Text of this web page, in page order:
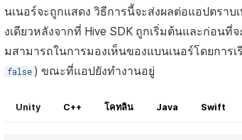
นเนอร์จะถูกแสดง วิธีการนี้จะส่งผลต่อแอปตราบ
งเดียวหลังจากที่ Hive SDK ถูกเริ่มต้นและก่อนที่จ
มสามารถในการมองเห็นของแบนเนอร์โดยการ
false ) ขณะที่แอปยังทำงานอยู่
Unity C++ โคทลิน Java Swift